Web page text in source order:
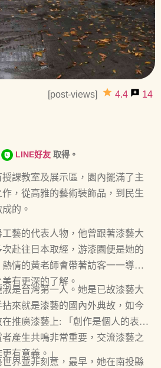
[post-views] grade 4.4 reviews 14
LINE好友 取得。
課教室及展示區，園內擺滿了主
，從高雅的藝術裝飾品，到民生
的。
藝的代表人物，他曾跟著漆藝大
赴往日本取經，游漆園便是她的
情的黃老師會帶著訪客一一導
有更深的了解。
是台灣第一人。她是已故漆藝大
來就是漆藝的國內外典故，如今
推廣漆藝上: 「創作是個人的表
產生共鳴非常重要，交流漆藝之
有意義。」
界並非刻意，最早，她在南投縣